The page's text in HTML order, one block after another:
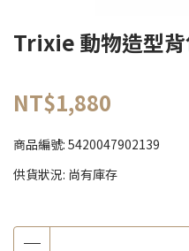
Trixie 動物造型
NT$1,880
商品編號: 5420047902139
供貨狀況: 尚有庫存